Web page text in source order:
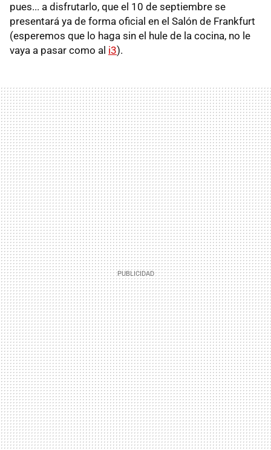
pues... a disfrutarlo, que el 10 de septiembre se
presentará ya de forma oficial en el Salón de Frankfurt
(esperemos que lo haga sin el hule de la cocina, no le
vaya a pasar como al i3).